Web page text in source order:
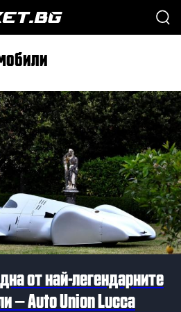
от най-легендарните
– Auto Union Lucca